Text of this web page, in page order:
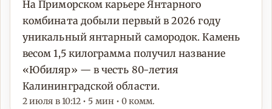
На Приморском карьере Янтарного
комбината добыли первый в 2026 году
уникальный янтарный самородок. Камень
весом 1,5 килограмма получил название
«Юбиляр» — в честь 80-летия
Калининградской области.
2 июля в 10:12 • 5 мин • 0 комм.